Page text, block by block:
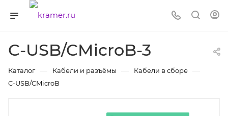
C-USB/CMicroB-3
Каталог — Кабели и разъёмы — Кабели в сборе —
C-USB/CMicroB